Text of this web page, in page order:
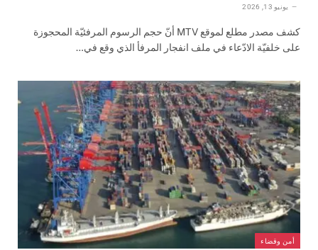
يونيو 13, 2026
كشف مصدر مطلع لموقع MTV أنّ حجم الرسوم المرفئيّة المحجوزة
على خلفيّة الادّعاء في ملف انفجار المرفأ الذي وقع في…
أمن وقضاء